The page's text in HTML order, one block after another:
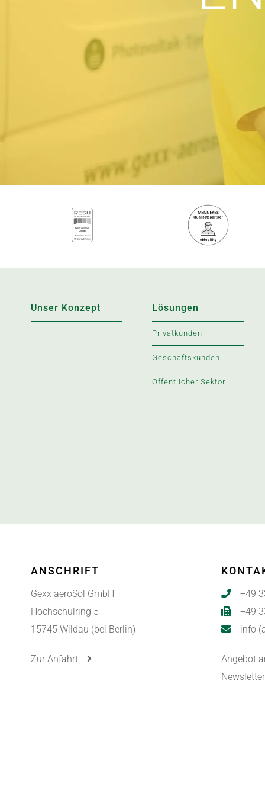
Unser Konzept Lösungen
Privatkunden
Geschäftskunden
Öffentlicher Sektor
ANSCHRIFT
Gexx aeroSol GmbH
Hochschulring 5
15745 Wildau (bei Berlin)
Zur Anfahrt
+49
+49
info
Angebot